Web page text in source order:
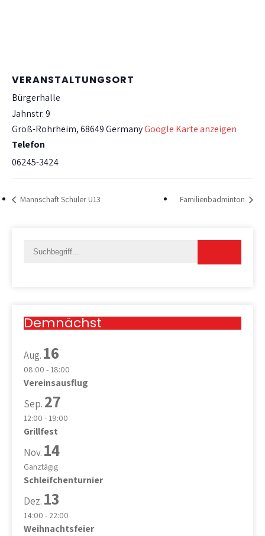
VERANSTALTUNGSORT
Bürgerhalle
Jahnstr. 9
Groß-Rohrheim,68649GermanyGoogle Karte anzeigen
Telefon
06245-3424
Mannschaft Schüler U13 Familienbadminton
Demnächst
Aug. 16
08:00 - 18:00
Vereinsausflug
Sep. 27
12:00 - 19:00
Grillfest
Nov. 14
Ganztägig
Schleifchenturnier
Dez. 13
14:00 - 22:00
Weihnachtsfeier